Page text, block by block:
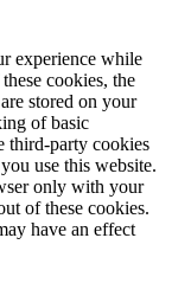
experience while
cookies, the
stored on your
of basic
third-party cookies
use this website.
only with your
of these cookies.
have an effect